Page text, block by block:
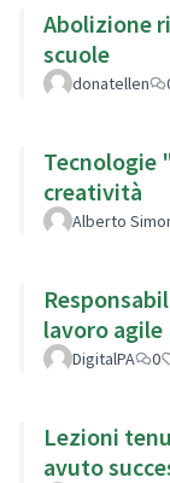
Abolizione
scuole
donatellen
Tecnologie
creatività
Alberto
lavoro agile
DigitalPA 0
Lezioni
avuto